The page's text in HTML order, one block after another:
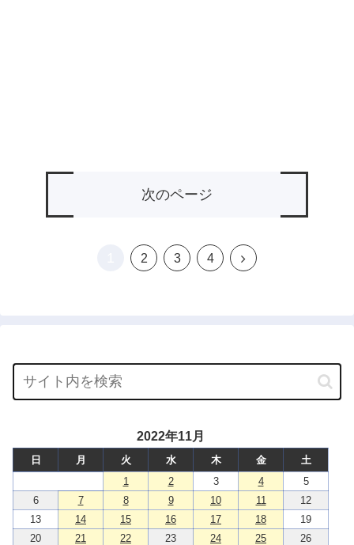
次のページ
2 3 4
次
2022年11月
日 月 火 水 木 金
土
1
2 3 4
5
6
7 8 9 10 11
12
13
14 15 16 17 18
19
20
21 22 23 24 25
26